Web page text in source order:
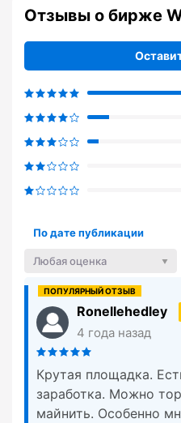
Отзывы о бирже
По дате публикации
Любая оценка
Ronellehedley
4 года назад
Крутая площадка.
заработка. Можно
майнить. Особенно